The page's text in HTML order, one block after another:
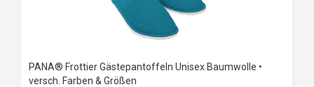
PANA® Frottier Gästepantoffeln Unisex Baumwolle •
versch. Farben & Größen